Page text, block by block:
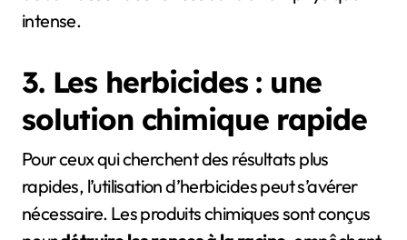
intense.
3. Les herbicides : une
solution chimique rapide
Pour ceux qui cherchent des résultats plus
rapides, l’utilisation d’herbicides peut s’avérer
nécessaire. Les produits chimiques sont conçus